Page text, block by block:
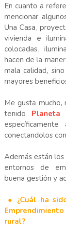
En cuanto a
mencionar
Una Casa,
vivienda e
colocadas,
hacen de la
mala calidad,
mayores
Me gusta
tenido Planeta
conectandolos
Además están
entornos de
buena gestión y
● ¿Cuál ha
rural?